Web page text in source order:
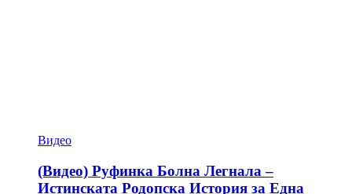
Видео
(Видео) Руфинка Болна Легнала –
Истинската Родопска История за Една